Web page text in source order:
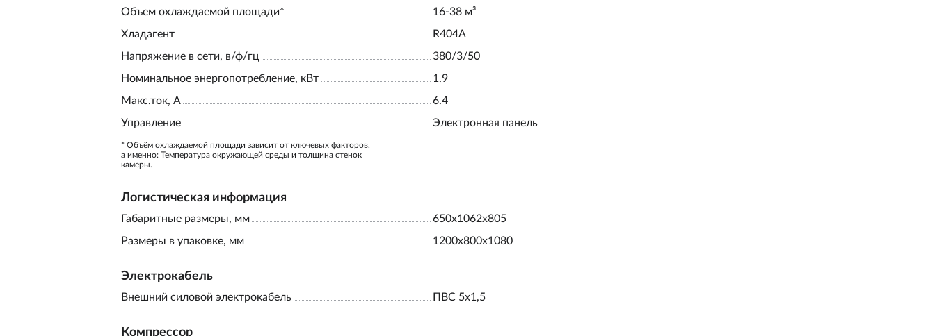
Объем охлаждаемой площади*
16-38 м³
Хладагент
R404A
Напряжение в сети, в/ф/гц
380/3/50
Номинальное энергопотребление, кВт
1.9
Макс.ток, А
6.4
Управление
Электронная панель
* Объём охлаждаемой площади зависит от ключевых факторов,
а именно: Температура окружающей среды и толщина стенок
камеры.
Логистическая информация
Габаритные размеры, мм
650x1062x805
Размеры в упаковке, мм
1200x800x1080
Электрокабель
Внешний силовой электрокабель ПВС 5х1,5
Компрессор